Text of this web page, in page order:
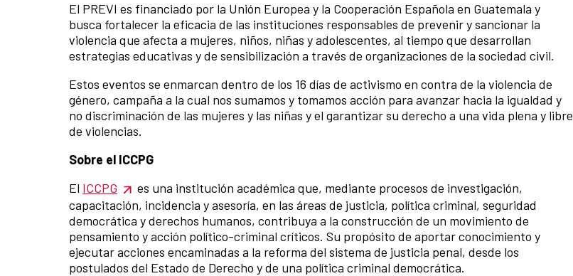
El PREVI es financiado por la Unión Europea y la Cooperación Española en Guatemala y
busca fortalecer la eficacia de las instituciones responsables de prevenir y sancionar la
violencia que afecta a mujeres, niños, niñas y adolescentes, al tiempo que desarrollan
estrategias educativas y de sensibilización a través de organizaciones de la sociedad civil.
Estos eventos se enmarcan dentro de los 16 días de activismo en contra de la violencia de
género, campaña a la cual nos sumamos y tomamos acción para avanzar hacia la igualdad y
no discriminación de las mujeres y las niñas y el garantizar su derecho a una vida plena y libre
de violencias.
Sobre el ICCPG
El ICCPG
es una institución académica que, mediante procesos de investigación,
capacitación, incidencia y asesoría, en las áreas de justicia, política criminal, seguridad
democrática y derechos humanos, contribuya a la construcción de un movimiento de
pensamiento y acción político-criminal críticos. Su propósito de aportar conocimiento y
ejecutar acciones encaminadas a la reforma del sistema de justicia penal, desde los
postulados del Estado de Derecho y de una política criminal democrática.